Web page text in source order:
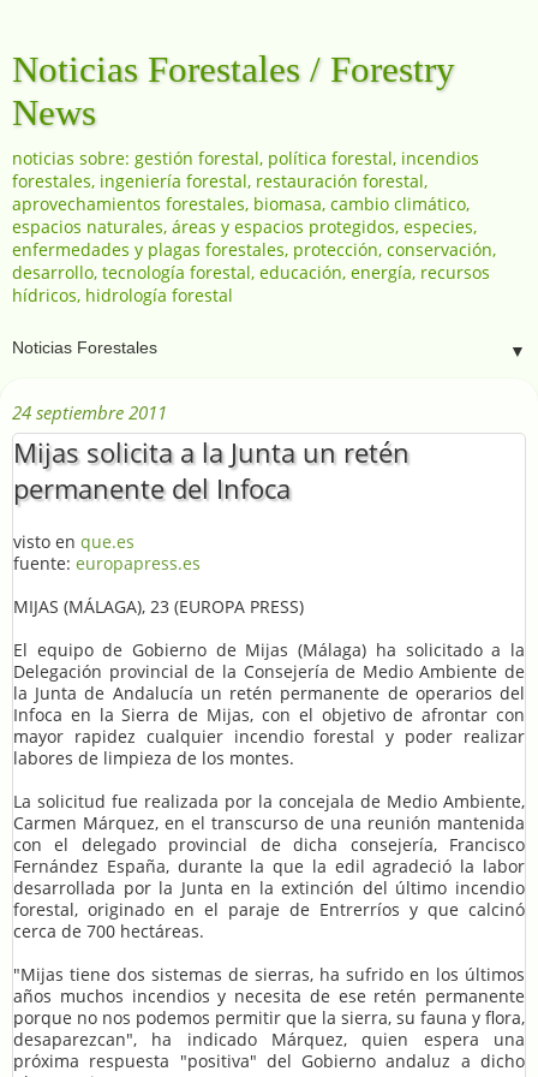
Noticias Forestales / Forestry
News
noticias sobre: gestión forestal, política forestal, incendios
forestales, ingeniería forestal, restauración forestal,
aprovechamientos forestales, biomasa, cambio climático,
espacios naturales, áreas y espacios protegidos, especies,
enfermedades y plagas forestales, protección, conservación,
desarrollo, tecnología forestal, educación, energía, recursos
hídricos, hidrología forestal
▼
24 septiembre 2011
Mijas solicita a la Junta un retén
permanente del Infoca
visto en que.es
fuente: europapress.es
MIJAS (MÁLAGA), 23 (EUROPA PRESS)
El equipo de Gobierno de Mijas (Málaga) ha solicitado a la
Delegación provincial de la Consejería de Medio Ambiente de
la Junta de Andalucía un retén permanente de operarios del
Infoca en la Sierra de Mijas, con el objetivo de afrontar con
mayor rapidez cualquier incendio forestal y poder realizar
labores de limpieza de los montes.
La solicitud fue realizada por la concejala de Medio Ambiente,
Carmen Márquez, en el transcurso de una reunión mantenida
con el delegado provincial de dicha consejería, Francisco
Fernández España, durante la que la edil agradeció la labor
desarrollada por la Junta en la extinción del último incendio
forestal, originado en el paraje de Entrerríos y que calcinó
cerca de 700 hectáreas.
"Mijas tiene dos sistemas de sierras, ha sufrido en los últimos
años muchos incendios y necesita de ese retén permanente
porque no nos podemos permitir que la sierra, su fauna y flora,
desaparezcan", ha indicado Márquez, quien espera una
próxima respuesta "positiva" del Gobierno andaluz a dicho